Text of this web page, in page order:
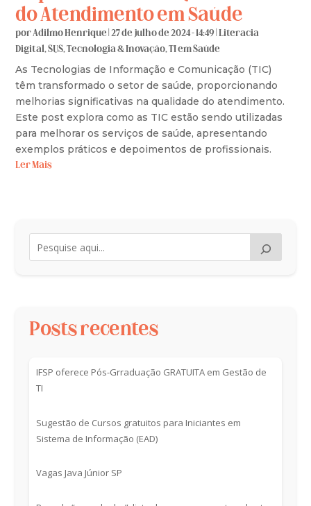
do Atendimento em Saúde
porAdilmo Henrique |27 de julho de 2024 - 14:49 |Literacia
Digital,SUS,Tecnologia & Inovação,TI em Saúde
As Tecnologias de Informação e Comunicação (TIC)
têm transformado o setor de saúde, proporcionando
melhorias significativas na qualidade do atendimento.
Este post explora como as TIC estão sendo utilizadas
para melhorar os serviços de saúde, apresentando
exemplos práticos e depoimentos de profissionais.
Ler Mais
Posts recentes
IFSP oferece Pós-Grraduação GRATUITA em Gestão de
TI
Sugestão de Cursos gratuitos para Iniciantes em
Sistema de Informação (EAD)
Vagas Java Júnior SP